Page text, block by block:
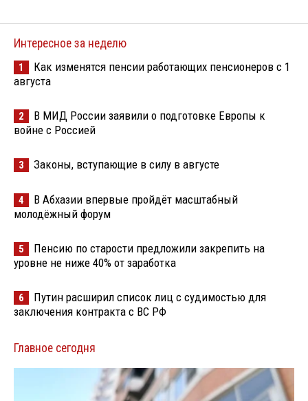
Интересное за неделю
1
Как изменятся пенсии работающих пенсионеров с 1
августа
2
В МИД России заявили о подготовке Европы к
войне с Россией
3 Законы, вступающие в силу в августе
4
В Абхазии впервые пройдёт масштабный
молодёжный форум
5
Пенсию по старости предложили закрепить на
уровне не ниже 40% от заработка
6
Путин расширил список лиц с судимостью для
заключения контракта с ВС РФ
Главное сегодня